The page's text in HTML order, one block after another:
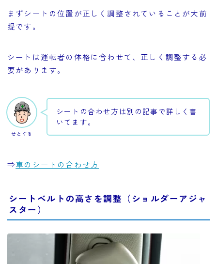
まずシートの位置が正しく調整されていることが大前
提です。
シートは運転者の体格に合わせて、正しく調整する必
要があります。
せとぐる
シートの合わせ方は別の記事で詳しく書
いてます。
⇒車のシートの合わせ方
シートベルトの高さを調整（ショルダーアジャ
スター）